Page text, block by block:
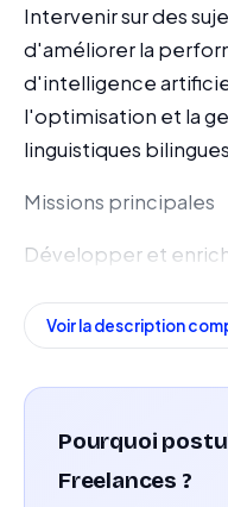
Intervenir sur des
d'améliorer la
d'intelligence
l'optimisation et la
linguistiques
Missions principales
Développer et
modèles
d'assurer leur
qualité.
Collaborer avec les
Voir la description
Pourquoi
Freelances ?